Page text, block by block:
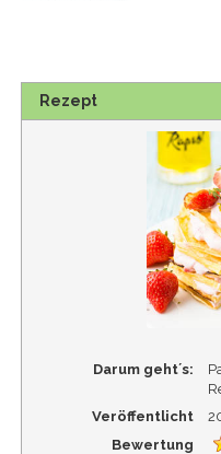
Rezept
Darum geht´s:
Veröffentlicht
Bewertung